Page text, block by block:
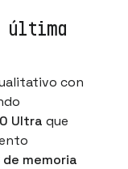
última
con
Ultra que
de memoria